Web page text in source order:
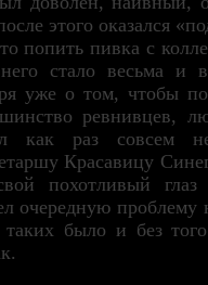
этого оказался
попить пивка с
стало весьма и
уже о том, чтобы
ревнивцев,
как раз совсем
Красавицу
похотливый
очередную проблему
таких было и без